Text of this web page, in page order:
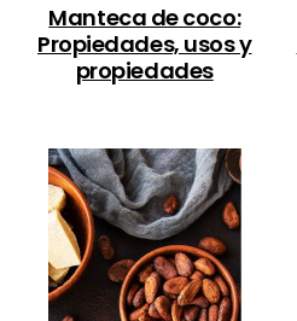
Manteca de coco:
Propiedades, usos y
propiedades